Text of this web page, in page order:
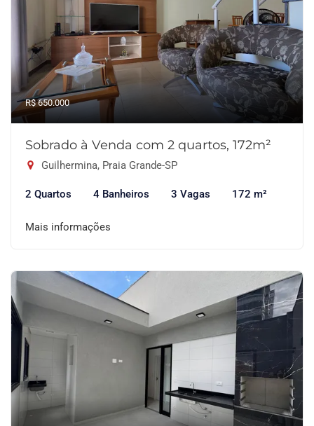
R$ 650.000
Sobrado à Venda com 2 quartos, 172m²
Guilhermina, Praia Grande-SP
2 Quartos 4 Banheiros 3 Vagas 172 m²
Mais informações